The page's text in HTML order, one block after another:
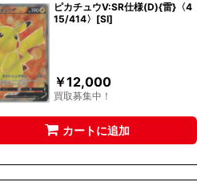
ピカチュウV:SR仕様(D){雷}〈4
15/414〉[SI]
￥12,000
買取募集中！
カートに追加